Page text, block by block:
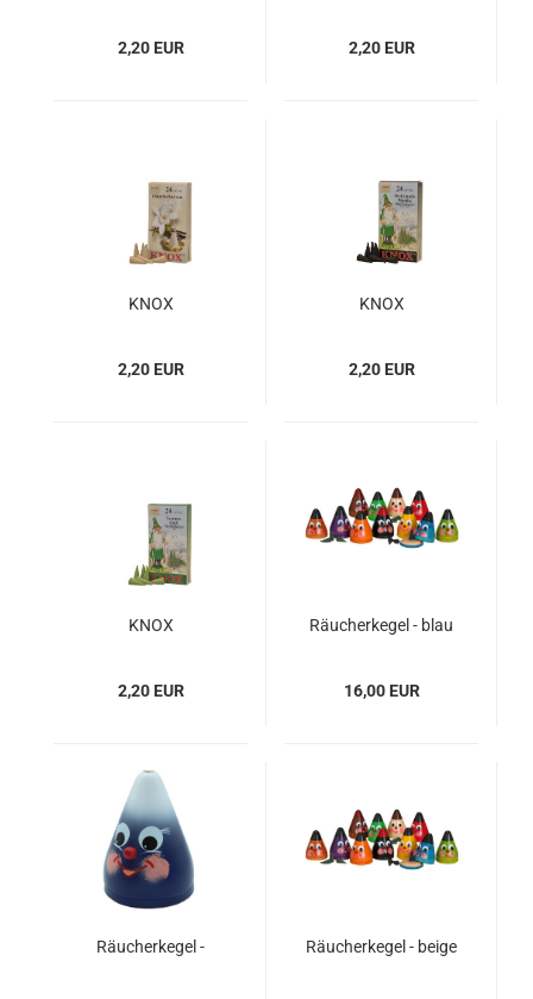
2,20 EUR
2,20 EUR
KNOX
2,20 EUR
KNOX
2,20 EUR
KNOX
2,20 EUR
Räucherkegel - blau
16,00 EUR
Räucherkegel -
Räucherkegel - beige